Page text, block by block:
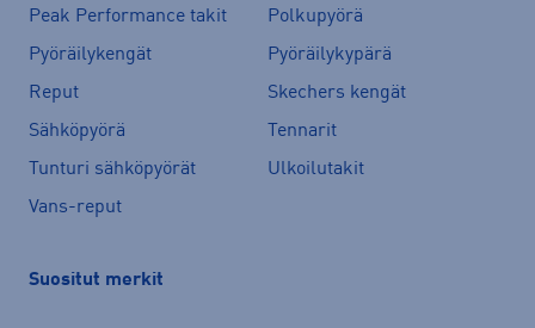
Peak Performance takit
Polkupyörä
Pyöräilykengät
Pyöräilykypärä
Reput
Skechers kengät
Sähköpyörä
Tennarit
Tunturi sähköpyörät
Ulkoilutakit
Vans-reput
Suositut merkit